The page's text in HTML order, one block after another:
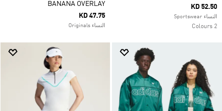
KD 52.50
النساء Sportswear
2 Colours
BANANA OVERLAY
KD 47.75
النساء Originals